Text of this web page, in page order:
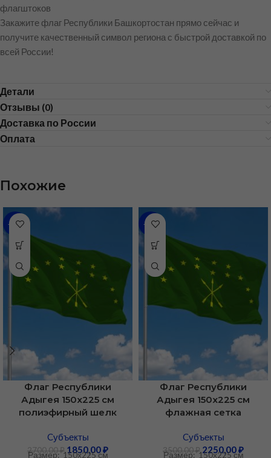
флагштоков
Закажите флаг Республики Башкортостан прямо сейчас и
получите качественный символ региона с быстрой доставкой по
всей России!
Детали
Отзывы (0)
Доставка по России
Оплата
Похожие
-31%
Флаг Республики
Адыгея 150х225 см
полиэфирный шелк
Cубъекты
2700,00₽ 1850,00₽
Размер: 150х225 см
-36%
Флаг Республики
Адыгея 150х225 см
флажная сетка
Cубъекты
3500,00₽ 2250,00₽
Размер: 150х225 см